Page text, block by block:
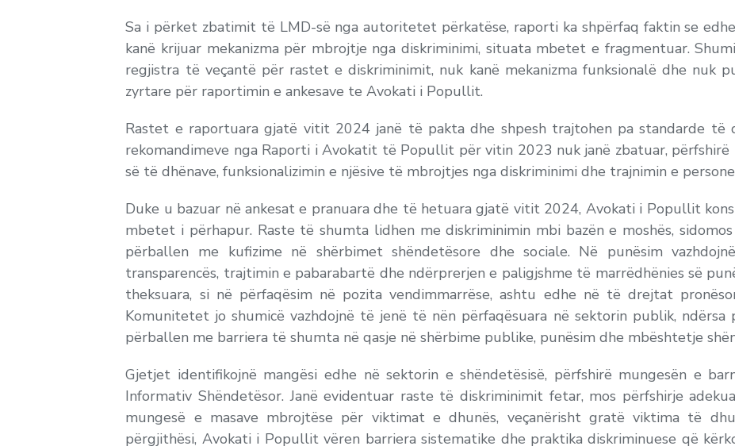
Sa i përket zbatimit të LMD-së nga autoritetet përkatëse, raporti ka shpërfaq faktin se
kanë krijuar mekanizma për mbrojtje nga diskriminimi, situata mbetet e fragmentuar.
regjistra të veçantë për rastet e diskriminimit, nuk kanë mekanizma funksionalë dhe nuk
zyrtare për raportimin e ankesave te Avokati i Popullit.
Rastet e raportuara gjatë vitit 2024 janë të pakta dhe shpesh trajtohen pa standarde të
rekomandimeve nga Raporti i Avokatit të Popullit për vitin 2023 nuk janë zbatuar,
së të dhënave, funksionalizimin e njësive të mbrojtjes nga diskriminimi dhe trajnimin e
Duke u bazuar në ankesat e pranuara dhe të hetuara gjatë vitit 2024, Avokati i Popullit
mbetet i përhapur. Raste të shumta lidhen me diskriminimin mbi bazën e moshës,
përballen me kufizime në shërbimet shëndetësore dhe sociale. Në punësim
transparencës, trajtimin e pabarabartë dhe ndërprerjen e paligjshme të marrëdhënies së
theksuara, si në përfaqësim në pozita vendimmarrëse, ashtu edhe në të drejtat
Komunitetet jo shumicë vazhdojnë të jenë të nën përfaqësuara në sektorin publik,
përballen me barriera të shumta në qasje në shërbime publike, punësim dhe mbështetje
Gjetjet identifikojnë mangësi edhe në sektorin e shëndetësisë, përfshirë mungesën e
Informativ Shëndetësor. Janë evidentuar raste të diskriminimit fetar, mos përfshirje
mungesë e masave mbrojtëse për viktimat e dhunës, veçanërisht gratë viktima të
përgjithësi, Avokati i Popullit vëren barriera sistematike dhe praktika diskriminuese që